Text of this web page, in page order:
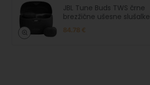
JBL Tune Buds TWS črne
brezžične ušesne slušalke
84.78 €